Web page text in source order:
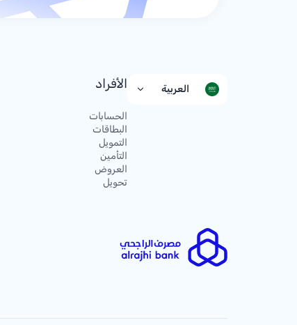
العربية الأفراد
الحسابات
البطاقات
التمويل
التأمين
العروض
تحويل